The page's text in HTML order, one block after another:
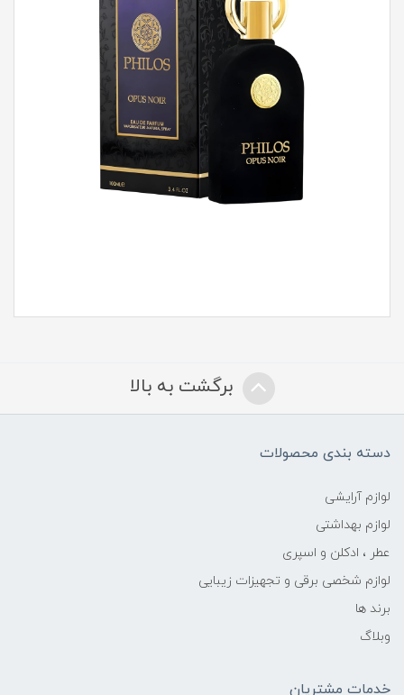
برگشت به بالا
دسته بندی محصولات
لوازم آرایشی
لوازم بهداشتی
عطر ، ادکلن و اسپری
لوازم شخصی برقی و تجهیزات زیبایی
برند ها
وبلاگ
خدمات مشتریان